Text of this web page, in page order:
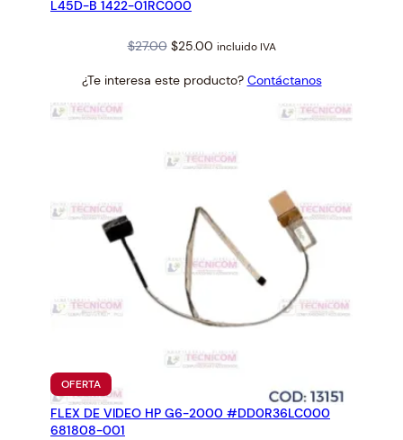
L45D-B 1422-01RC000
$27.00 Original
was:
$25.00Current
is:
incluido IVA
¿Te interesa este producto? Contáctanos
OFERTAPRODUCTO
EN
OFERTA
FLEX DE VIDEO HP G6-2000 #DD0R36LC000
681808-001